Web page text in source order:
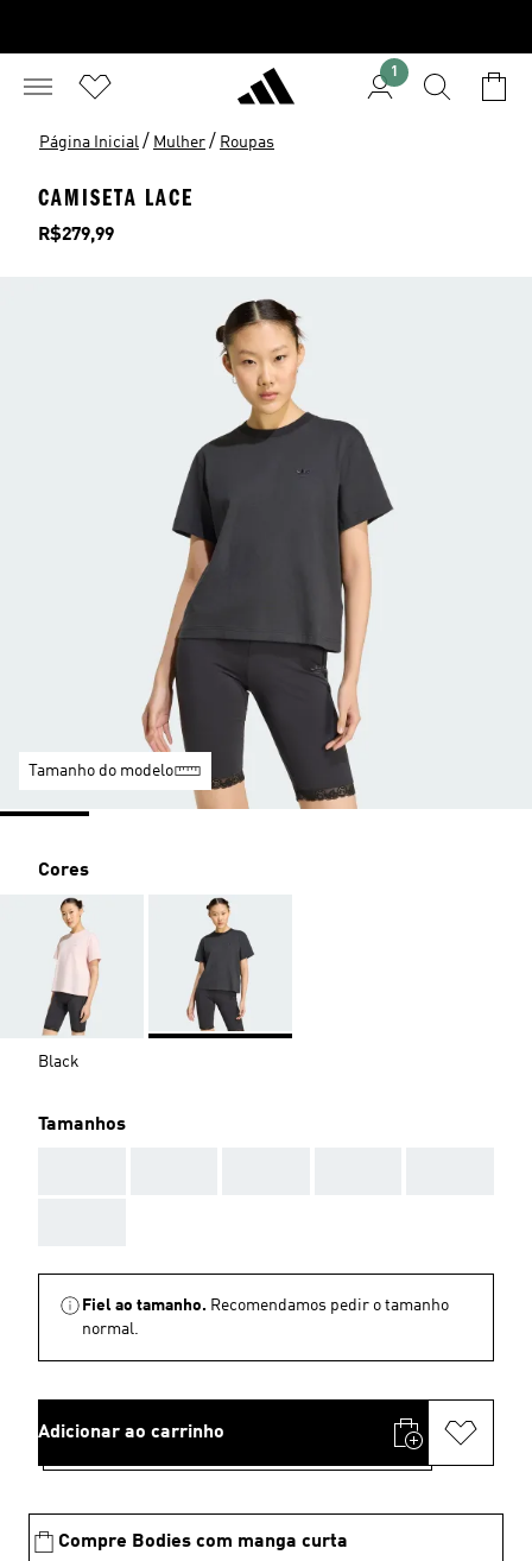
1
Página Inicial / Mulher / Roupas
CAMISETA LACE
Preço
R$279,99
Tamanho do modelo
Cores
Black
Tamanhos
Fiel ao tamanho. Recomendamos pedir o tamanho
normal.
Adicionar ao carrinho
Compre Bodies com manga curta